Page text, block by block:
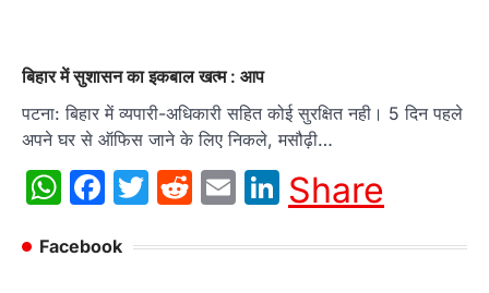
बिहार में सुशासन का इकबाल खत्म : आप
पटना: बिहार में व्यपारी-अधिकारी सहित कोई सुरक्षित नही। 5 दिन पहले
अपने घर से ऑफिस जाने के लिए निकले, मसौढ़ी…
WhatsApp
Facebook
Twitter
Reddit
EmailLinkedIn
Share
Facebook